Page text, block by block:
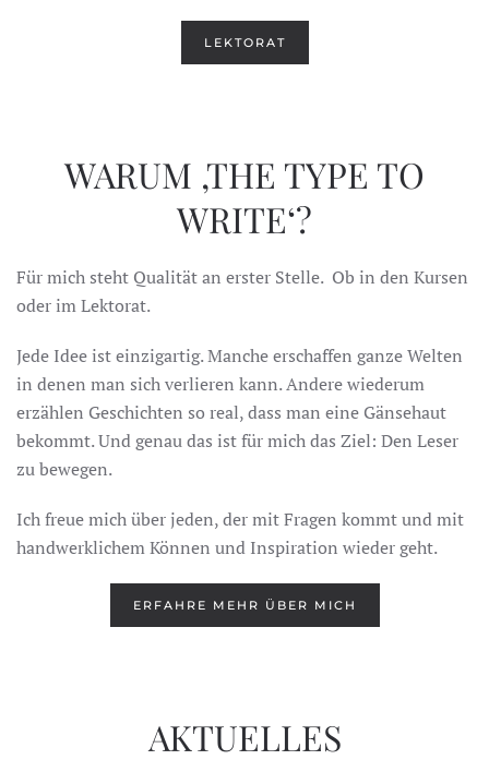
LEKTORAT
WARUM ‚THE TYPE TO
WRITE‘?
Für mich steht Qualität an erster Stelle. Ob in den Kursen
oder im Lektorat.
Jede Idee ist einzigartig. Manche erschaffen ganze Welten
in denen man sich verlieren kann. Andere wiederum
erzählen Geschichten so real, dass man eine Gänsehaut
bekommt. Und genau das ist für mich das Ziel: Den Leser
zu bewegen.
Ich freue mich über jeden, der mit Fragen kommt und mit
handwerklichem Können und Inspiration wieder geht.
ERFAHRE MEHR ÜBER MICH
AKTUELLES